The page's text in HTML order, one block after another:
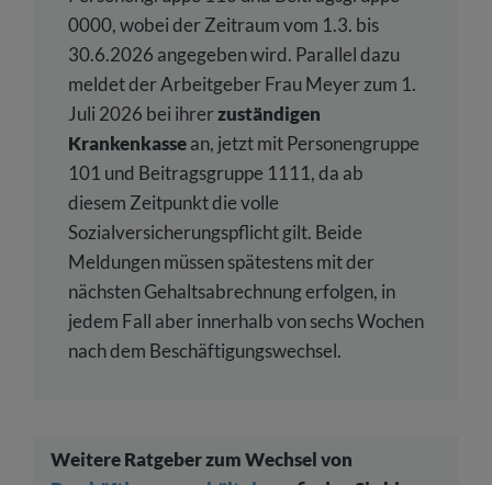
0000, wobei der Zeitraum vom 1.3. bis
30.6.2026 angegeben wird. Parallel dazu
meldet der Arbeitgeber Frau Meyer zum 1.
Juli 2026 bei ihrerzuständigen
Krankenkassean, jetzt mit Personengruppe
101 und Beitragsgruppe 1111, da ab
diesem Zeitpunkt die volle
Sozialversicherungspflicht gilt. Beide
Meldungen müssen spätestens mit der
nächsten Gehaltsabrechnung erfolgen, in
jedem Fall aber innerhalb von sechs Wochen
nach dem Beschäftigungswechsel.
Weitere Ratgeber zum Wechsel von